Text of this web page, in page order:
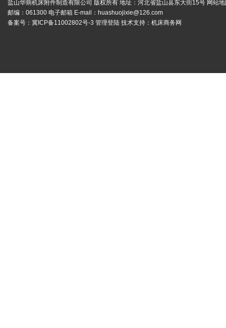
盐山华蒴机床附件制造有限公司 版权所有 地址：河北省盐山县东大街15号 网站
邮编：061300 电子邮箱 E-mail： huashuojixie@126.com
备案号： 冀ICP备11002802号-3 管理登陆 技术支持： 机床商务网